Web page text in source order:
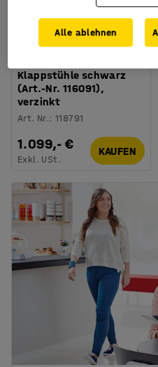
Klappstühle schwarz
(Art.-Nr. 116091),
verzinkt
Art. Nr.:118791
1.099,- €
Exkl. USt.
KAUFEN
Alle ablehnen